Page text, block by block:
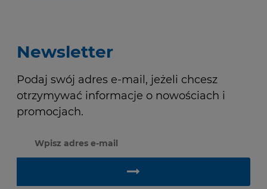
Newsletter
Podaj swój adres e-mail, jeżeli chcesz
otrzymywać informacje o nowościach i
promocjach.